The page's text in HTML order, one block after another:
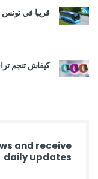
قريبا في تونس Wifi bus
كيفاش تنجم
and receive
daily updates